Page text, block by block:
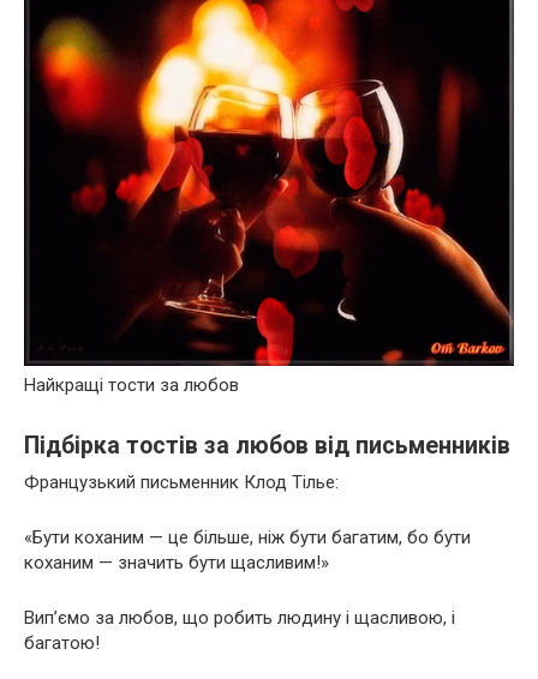
Найкращі тости за любов
Підбірка тостів за любов від письменників
Французький письменник Клод Тілье:
«Бути коханим — це більше, ніж бути багатим, бо бути
коханим — значить бути щасливим!»
Вип’ємо за любов, що робить людину і щасливою, і
багатою!